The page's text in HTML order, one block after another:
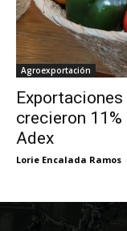
Agroexportación
crecieron 11%
Adex
Lorie Encalada Ramos -